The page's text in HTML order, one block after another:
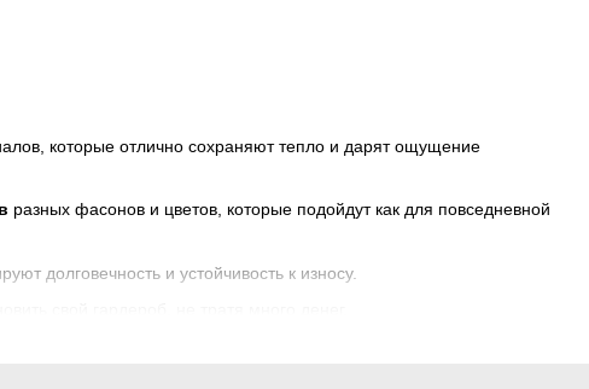
которые отлично сохраняют тепло и дарят ощущение
разных фасонов и цветов, которые подойдут как для повседневной
долговечность и устойчивость к износу.